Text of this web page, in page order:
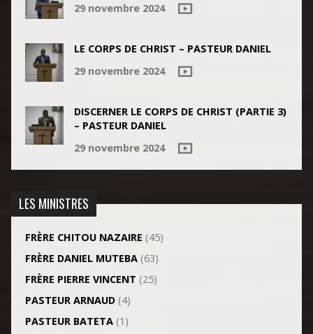
29 novembre 2024
LE CORPS DE CHRIST – PASTEUR DANIEL
29 novembre 2024
DISCERNER LE CORPS DE CHRIST (PARTIE 3)
– PASTEUR DANIEL
29 novembre 2024
LES MINISTRES
FRÈRE CHITOU NAZAIRE (45)
FRÈRE DANIEL MUTEBA(63)
FRÈRE PIERRE VINCENT (25)
PASTEUR ARNAUD(4)
PASTEUR BATETA(1)